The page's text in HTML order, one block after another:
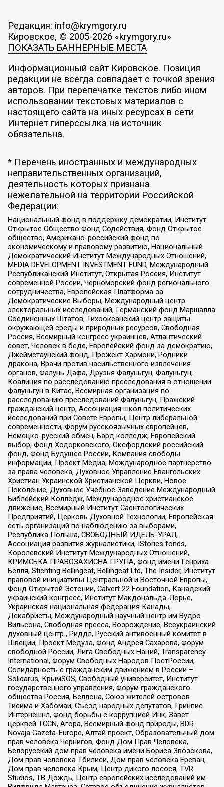
Редакция: info@krymgory.ru
Кировское, © 2005-2026 «krymgory.ru»
ПОКАЗАТЬ БАННЕРНЫЕ МЕСТА
Информационный сайт Кировское. Позиция
редакции не всегда совпадает с точкой зрения
авторов. При перепечатке текстов либо ином
использовании текстовых материалов с
настоящего сайта на иных ресурсах в сети
Интернет гиперссылка на источник
обязательна.
* Перечень иностранных и международных
неправительственных организаций,
деятельность которых признана
нежелательной на территории Российской
Федерации:
Национальный фонд в поддержку демократии, Институт
Открытое Общество Фонд Содействия, Фонд Открытое
общество, Американо-российский фонд по
экономическому и правовому развитию, Национальный
Демократический Институт Международных Отношений,
MEDIA DEVELOPMENT INVESTMENT FUND, Международный
Республиканский Институт, Открытая Россия, Институт
современной России, Черноморский фонд регионального
сотрудничества, Европейская Платформа за
Демократические Выборы, Международный центр
электоральных исследований, Германский фонд Маршалла
Соединенных Штатов, Тихоокеанский центр защиты
окружающей среды и природных ресурсов, Свободная
Россия, Всемирный конгресс украинцев, Атлантический
совет, Человек в беде, Европейский фонд за демократию,
Джеймстаунский фонд, Прожект Хармони, Родники
дракона, Врачи против насильственного извлечения
органов, Фалунь Дафа, Друзья Фалуньгун, Фалуньгун,
Коалиция по расследованию преследования в отношении
Фалуньгун в Китае, Всемирная организация по
расследованию преследований Фалуньгун, Пражский
гражданский центр, Ассоциация школ политических
исследований при Совете Европы, Центр либеральной
современности, Форум русскоязычных европейцев,
Немецко-русский обмен, Бард колледж, Европейский
выбор, Фонд Ходорковского, Оксфордский российский
фонд, Фонд Будущее России, Компания свободы
информации, Проект Медиа, Международное партнерство
за права человека, Духовное Управление Евангельских
Христиан Украинской Христианской Церкви, Новое
Поколение, Духовное Учебное Заведение Международный
Библейский Колледж, Международное христианское
движение, Всемирный Институт Саентологических
Предприятий, Церковь Духовной Технологии, Европейская
сеть организаций по наблюдению за выборами,
Республика Польша, СВОБОДНЫЙ ИДЕЛЬ-УРАЛ,
Ассоциация развития журналистики, IStories fonds,
Королевский Институт Международных Отношений,
КРИМСЬКА ПРАВОЗАХИСНА ГРУПА, Фонд имени Генриха
Бёлля, Stichting Bellingcat, Bellingcat Ltd, The Insider, Институт
правовой инициативы Центральной и Восточной Европы,
Фонд Открытой Эстонии, Calvert 22 Foundation, Канадский
украинский конгресс, Институт Макдональда-Лорье,
Украинская национальная федерация Канады,
Декабристы, Международный научный центр им Вудро
Вильсона, Свободная пресса, Возрождение, Всеукраинский
духовный центр , Риддл, Русский антивоенный комитет в
Швеции, Проект Медуза, Фонд Андрея Сахарова, Форум
свободной России, Лига Свободных Наций, Transparеncy
International, Форум Свободных Народов ПостРоссии,
Солидарность с гражданским движением в России –
Solidarus, КрымSOS, Свободный университет, Институт
государственного управления, Форум гражданского
общества Россия, Беллона, Союз жителей островов
Тисима и Хабомаи, Съезд народных депутатов, Гринпис
Интернешнл, Фонд борьбы с коррупцией Инк, Завет
церквей TCCN, Агора, Всемирный фонд природы, BDR
Novaja Gazeta-Europe, Алтай проект, Образовательный дом
прав человека Чернигов, Фонд Дом Прав Человека,
Белорусский дом прав человека имени Бориса Звозскова,
Дом прав человека Тбилиси, Дом прав человека Ереван,
Дом прав человека Крым, Центр дикого лосося, TVR
Studios, ТВ Дождь, Центр европейских исследований им